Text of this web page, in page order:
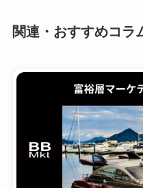
関連・おすすめコラ